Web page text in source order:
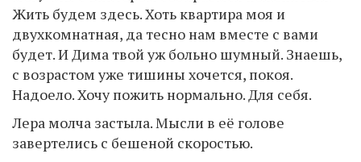
Жить будем здесь. Хоть квартира моя и
двухкомнатная, да тесно нам вместе с вами
будет. И Дима твой уж больно шумный. Знаешь,
с возрастом уже тишины хочется, покоя.
Надоело. Хочу пожить нормально. Для себя.
Лера молча застыла. Мысли в её голове
завертелись с бешеной скоростью.